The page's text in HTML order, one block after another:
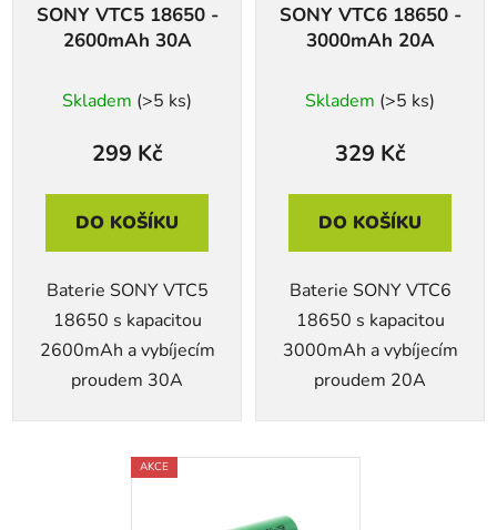
SONY VTC5 18650 -
2600mAh 30A
Skladem (>5 ks)
299 Kč
DO KOŠÍKU
Baterie SONY VTC5
18650 s kapacitou
2600mAh a vybíjecím
proudem 30A
SONY VTC6 18650 -
3000mAh 20A
Skladem (>5 ks)
329 Kč
DO KOŠÍKU
Baterie SONY VTC6
18650 s kapacitou
3000mAh a vybíjecím
proudem 20A
AKCE